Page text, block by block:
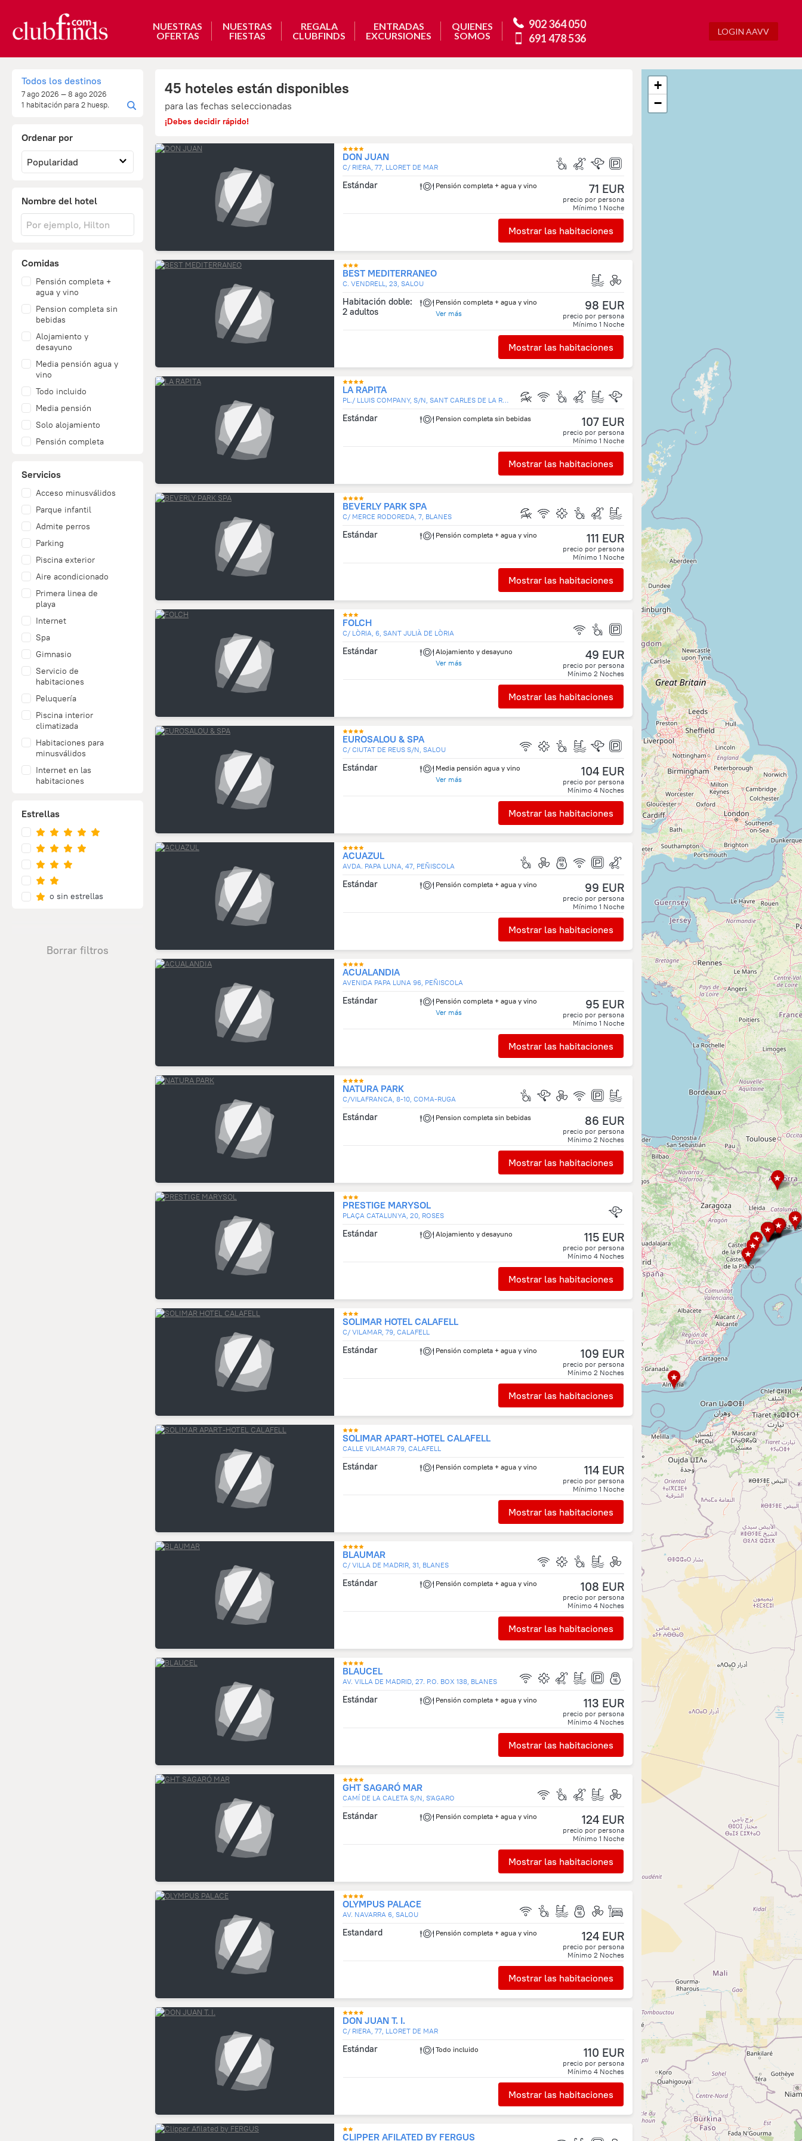
NUESTRAS
OFERTAS
NUESTRAS
FIESTAS
REGALA
CLUBFINDS
ENTRADAS
EXCURSIONES
QUIENES
SOMOS
902 364 050
691 478 536
LOGIN AAVV
Todos los destinos
7 ago 2026 — 8 ago 2026
1 habitación para 2 huesp.
Ordenar por
Popularidad
Nombre del hotel
Comidas
Pensión completa +
agua y vino
Pension completa sin
bebidas
Alojamiento y
desayuno
Media pensión agua y
vino
Todo incluido
Media pensión
Solo alojamiento
Pensión completa
Servicios
Acceso minusválidos
Parque infantil
Admite perros
Parking
Piscina exterior
Aire acondicionado
Primera linea de
playa
Internet
Spa
Gimnasio
Servicio de
habitaciones
Peluquería
Piscina interior
climatizada
Habitaciones para
minusválidos
Internet en las
habitaciones
Estrellas
o sin estrellas
Borrar filtros
45 hoteles están disponibles
para las fechas seleccionadas
¡Debes decidir rápido!
DON JUAN
C/ RIERA, 77, LLORET DE MAR
Estándar Pensión completa + agua y vino 71 EUR
precio por persona
Mínimo 1 Noche
Mostrar las habitaciones
BEST MEDITERRANEO
C. VENDRELL, 23, SALOU
Habitación doble:
2 adultos
Pensión completa + agua y vino
Alojamiento y desayuno
Ver más
98 EUR
precio por persona
Mínimo 1 Noche
Mostrar las habitaciones
LA RAPITA
PL./ LLUIS COMPANY, S/N, SANT CARLES DE LA RAPITA
Estándar Pension completa sin bebidas 107 EUR
precio por persona
Mínimo 1 Noche
Mostrar las habitaciones
BEVERLY PARK SPA
C/ MERCE RODOREDA, 7, BLANES
Estándar Pensión completa + agua y vino 111 EUR
precio por persona
Mínimo 1 Noche
Mostrar las habitaciones
FOLCH
C/ LÒRIA, 6, SANT JULIÀ DE LÒRIA
Estándar
Alojamiento y desayuno
Media pensión agua y vino
Ver más
49 EUR
precio por persona
Mínimo 2 Noches
Mostrar las habitaciones
EUROSALOU & SPA
C/ CIUTAT DE REUS S/N, SALOU
Estándar
Media pensión agua y vino
Pensión completa + agua y vino
Ver más
104 EUR
precio por persona
Mínimo 4Noches
Mostrar las habitaciones
ACUAZUL
AVDA. PAPA LUNA, 47, PEÑISCOLA
Estándar Pensión completa + agua y vino 99 EUR
precio por persona
Mínimo 1 Noche
Mostrar las habitaciones
ACUALANDIA
AVENIDA PAPA LUNA 96, PEÑISCOLA
Estándar
Pensión completa + agua y vino
Alojamiento y desayuno
Ver más
95 EUR
precio por persona
Mínimo 1 Noche
Mostrar las habitaciones
NATURA PARK
C/VILAFRANCA, 8-10, COMA-RUGA
Estándar Pension completa sin bebidas 86 EUR
precio por persona
Mínimo 2 Noches
Mostrar las habitaciones
PRESTIGE MARYSOL
PLAÇA CATALUNYA, 20, ROSES
Estándar Alojamiento y desayuno 115 EUR
precio por persona
Mínimo 4Noches
Mostrar las habitaciones
SOLIMAR HOTEL CALAFELL
C/ VILAMAR, 79, CALAFELL
Estándar Pensión completa + agua y vino 109 EUR
precio por persona
Mínimo 2 Noches
Mostrar las habitaciones
SOLIMAR APART-HOTEL CALAFELL
CALLE VILAMAR 79, CALAFELL
Estándar Pensión completa + agua y vino 114 EUR
precio por persona
Mínimo 1 Noche
Mostrar las habitaciones
BLAUMAR
C/ VILLA DE MADRIR, 31, BLANES
Estándar Pensión completa + agua y vino 108 EUR
precio por persona
Mínimo 4Noches
Mostrar las habitaciones
BLAUCEL
AV. VILLA DE MADRID, 27. P.O. BOX 138, BLANES
Estándar Pensión completa + agua y vino 113 EUR
precio por persona
Mínimo 4Noches
Mostrar las habitaciones
GHT SAGARÓ MAR
CAMÍ DE LA CALETA S/N, S'AGARO
Estándar Pensión completa + agua y vino 124 EUR
precio por persona
Mínimo 1 Noche
Mostrar las habitaciones
OLYMPUS PALACE
AV. NAVARRA 6, SALOU
Estandard Pensión completa + agua y vino 124 EUR
precio por persona
Mínimo 2 Noches
Mostrar las habitaciones
DON JUAN T. I.
C/ RIERA, 77, LLORET DE MAR
Estándar Todo incluido 110 EUR
precio por persona
Mínimo 4Noches
Mostrar las habitaciones
CLIPPER AFILATED BY FERGUS
+
−